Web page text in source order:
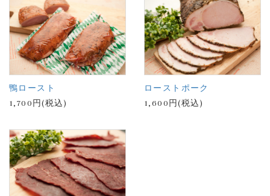
鴨ロースト
1,700円(税込)
ローストポーク
1,600円(税込)